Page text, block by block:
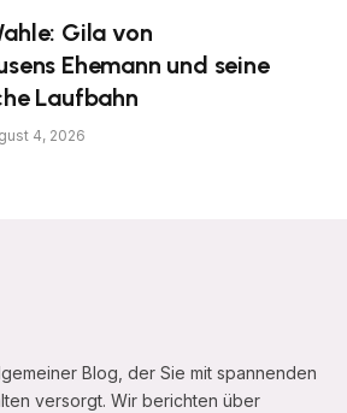
Gila von
Ehemann und seine
Laufbahn
4, 2026
Blog, der Sie mit spannenden
versorgt. Wir berichten über